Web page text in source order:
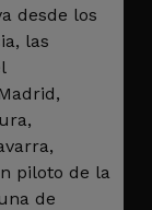
desde los
las
piloto de la
de